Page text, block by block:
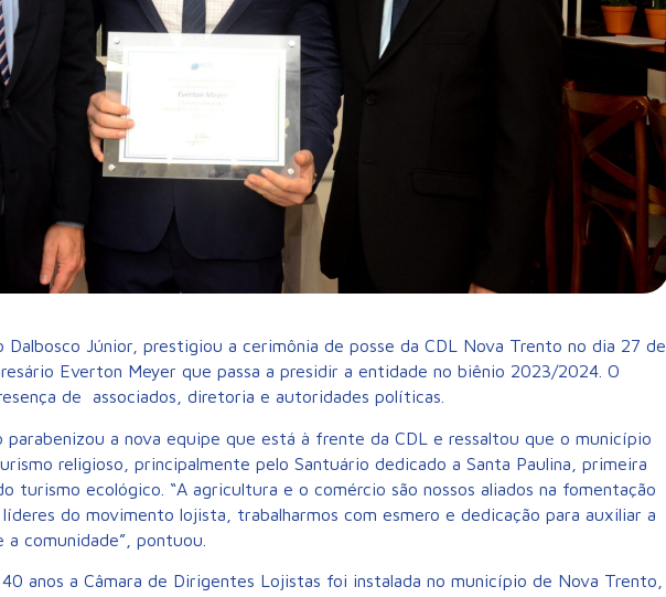
Dalbosco Júnior, prestigiou a cerimônia de posse da CDL Nova Trento no dia 27 de
Everton Meyer que passa a presidir a entidade no biênio 2023/2024. O
de associados, diretoria e autoridades políticas.
parabenizou a nova equipe que está à frente da CDL e ressaltou que o município
religioso, principalmente pelo Santuário dedicado a Santa Paulina, primeira
turismo ecológico. “A agricultura e o comércio são nossos aliados na fomentação
do movimento lojista, trabalharmos com esmero e dedicação para auxiliar a
a comunidade”, pontuou.
anos a Câmara de Dirigentes Lojistas foi instalada no município de Nova Trento,